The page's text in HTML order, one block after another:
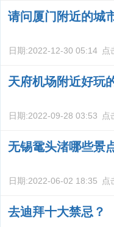
请问厦门附近的城
日期:2022-12-30 05:14 点
天府机场附近好玩
日期:2022-09-28 03:53 点
无锡鼋头渚哪些景
日期:2022-06-02 18:35 点
去迪拜十大禁忌？